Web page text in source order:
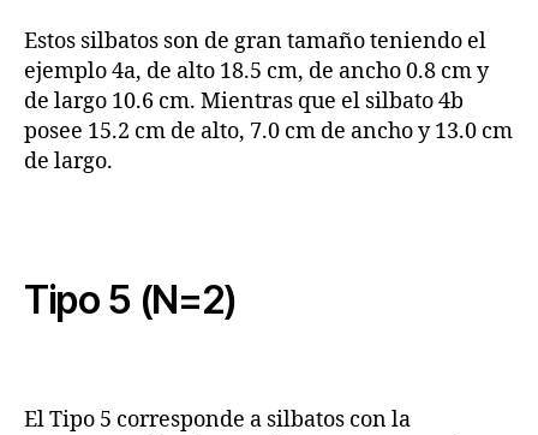
Estos silbatos son de gran tamaño teniendo el
ejemplo 4a, de alto 18.5 cm, de ancho 0.8 cm y
de largo 10.6 cm. Mientras que el silbato 4b
posee 15.2 cm de alto, 7.0 cm de ancho y 13.0 cm
de largo.
Tipo 5 (N=2)
El Tipo 5 corresponde a silbatos con la